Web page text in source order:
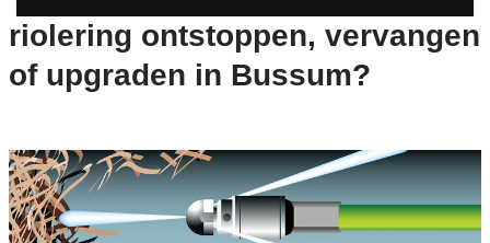
riolering ontstoppen, vervangen
of upgraden in Bussum?